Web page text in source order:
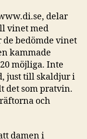
delar
vinet med
de bedömde vinet
kammade
möjliga. Inte
just till skaldjur i
det som pratvin.
och
damen i